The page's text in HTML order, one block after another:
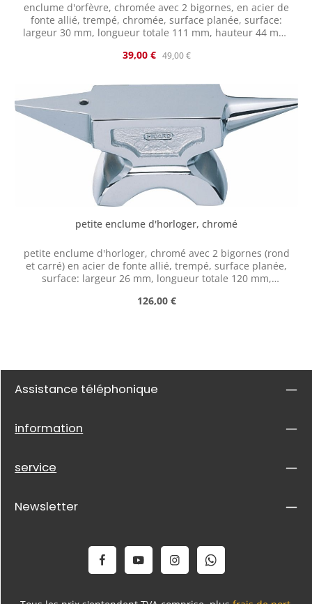
enclume d'orfèvre, chromée avec 2 bigornes, en acier de
fonte allié, trempé, chromée, surface planée, surface:
largeur 30 mm, longueur totale 111 mm, hauteur 44 mm,
Prix de vente :
39,00 € Prix régulier :
49,00 €
petite enclume d'horloger, chromé
petite enclume d'horloger, chromé avec 2 bigornes (rond
et carré) en acier de fonte allié, trempé, surface planée,
surface: largeur 26 mm, longueur totale 120 mm,
Prix régulier :
126,00 €
Assistance téléphonique
information
service
Newsletter